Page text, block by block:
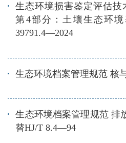
生态环境损害鉴定评估
第4部分：土壤生态环
39791.4—2024
生态环境档案管理规范 核
生态环境档案管理规范 排
替HJ/T 8.4—94